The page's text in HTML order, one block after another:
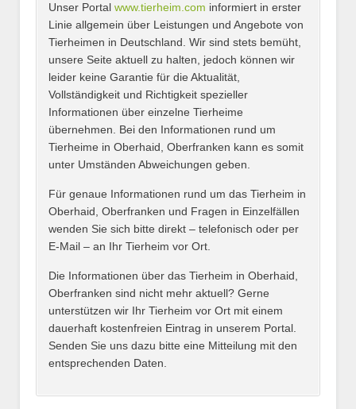
Name*
E-Mail*
Name des Tierheims*
Unser Portal www.tierheim.com informiert in erster
Linie allgemein über Leistungen und Angebote von
Tierheimen in Deutschland. Wir sind stets bemüht,
unsere Seite aktuell zu halten, jedoch können wir
leider keine Garantie für die Aktualität,
Vollständigkeit und Richtigkeit spezieller
Informationen über einzelne Tierheime
übernehmen. Bei den Informationen rund um
Tierheime in Oberhaid, Oberfranken kann es somit
unter Umständen Abweichungen geben.
Für genaue Informationen rund um das Tierheim in
Oberhaid, Oberfranken und Fragen in Einzelfällen
wenden Sie sich bitte direkt – telefonisch oder per
E-Mail – an Ihr Tierheim vor Ort.
Die Informationen über das Tierheim in Oberhaid,
Oberfranken sind nicht mehr aktuell? Gerne
unterstützen wir Ihr Tierheim vor Ort mit einem
dauerhaft kostenfreien Eintrag in unserem Portal.
Senden Sie uns dazu bitte eine Mitteilung mit den
entsprechenden Daten.